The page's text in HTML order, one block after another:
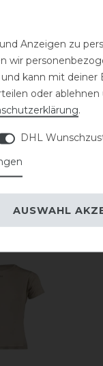
Anzeigen zu
wir
kann mit deiner
oder ablehnen
.
DHL
AUSWAHL